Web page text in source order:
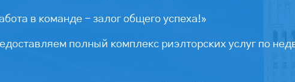
в команде - залог общего успеха!»
полный комплекс риэлторских услуг по